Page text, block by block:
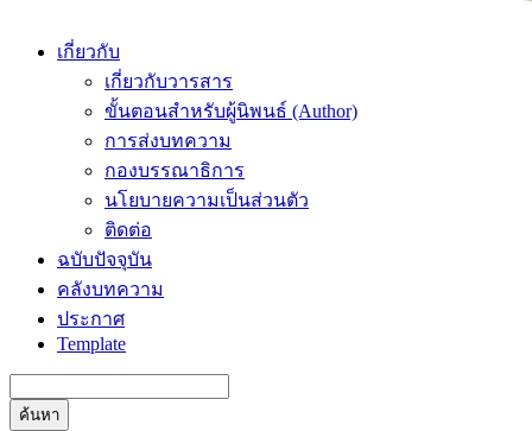
เกี่ยวกับ
เกี่ยวกับวารสาร
ขั้นตอนสำหรับผู้นิพนธ์ (Author)
การส่งบทความ
กองบรรณาธิการ
นโยบายความเป็นส่วนตัว
ติดต่อ
ฉบับปัจจุบัน
คลังบทความ
ประกาศ
Template
ค้นหา